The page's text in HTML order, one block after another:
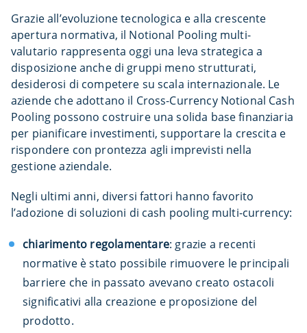
Grazie all’evoluzione tecnologica e alla crescente
apertura normativa, il Notional Pooling multi-
valutario rappresenta oggi una leva strategica a
disposizione anche di gruppi meno strutturati,
desiderosi di competere su scala internazionale. Le
aziende che adottano il Cross-Currency Notional Cash
Pooling possono costruire una solida base finanziaria
per pianificare investimenti, supportare la crescita e
rispondere con prontezza agli imprevisti nella
gestione aziendale.
Negli ultimi anni, diversi fattori hanno favorito
l’adozione di soluzioni di cash pooling multi-currency:
chiarimento regolamentare: grazie a recenti
normative è stato possibile rimuovere le principali
barriere che in passato avevano creato ostacoli
significativi alla creazione e proposizione del
prodotto.